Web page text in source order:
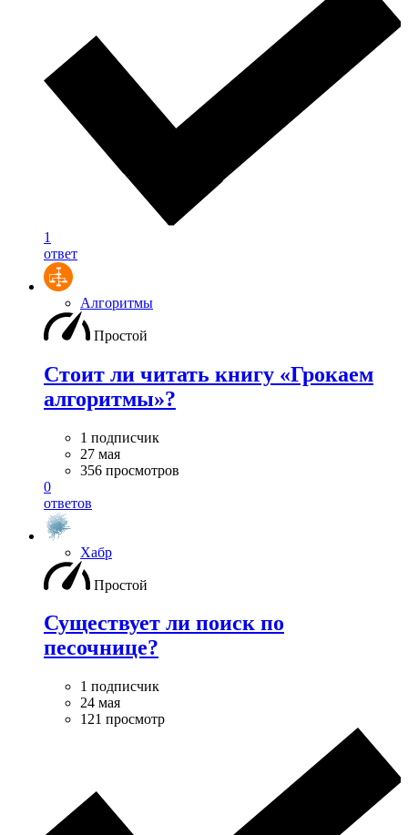
1
ответ
Алгоритмы
Простой
Стоит ли читать книгу «Грокаем
алгоритмы»?
1 подписчик
27 мая
356 просмотров
0
ответов
Хабр
Простой
Существует ли поиск по
песочнице?
1 подписчик
24 мая
121 просмотр